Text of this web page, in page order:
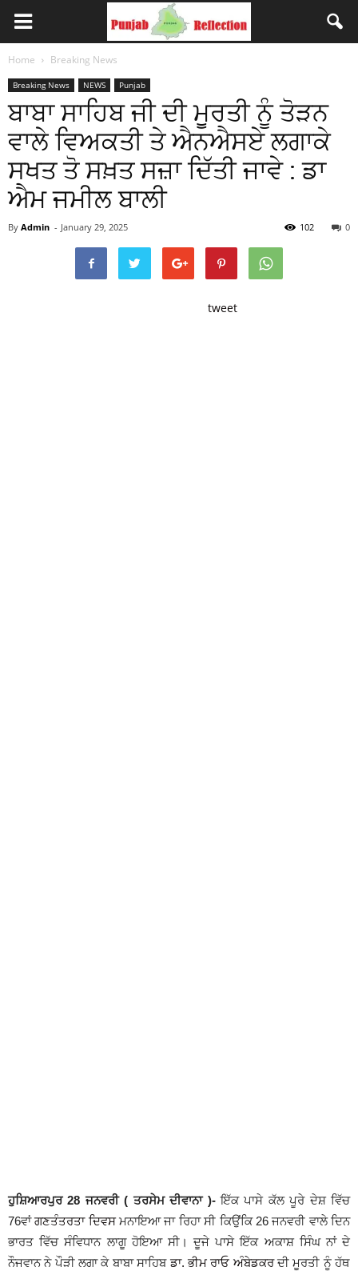
Home Breaking News
Breaking News NEWS Punjab
ਬਾਬਾ ਸਾਹਿਬ ਜੀ ਦੀ ਮੂਰਤੀ ਨੂੰ ਤੋੜਨ
ਵਾਲੇ ਵਿਅਕਤੀ ਤੇ ਐਨਐਸਏ ਲਗਾਕੇ
ਸਖਤ ਤੋ ਸਖ਼ਤ ਸਜ਼ਾ ਦਿੱਤੀ ਜਾਵੇ : ਡਾ
ਐਮ ਜਮੀਲ ਬਾਲੀ
By Admin - January 29, 2025 0
102
tweet
ਹੁਸ਼ਿਆਰਪੁਰ 28 ਜਨਵਰੀ ( ਤਰਸੇਮ ਦੀਵਾਨਾ )-ਇੱਕ ਪਾਸੇ ਕੱਲ ਪੂਰੇ ਦੇਸ਼ ਵਿੱਚ
76ਵਾਂਗਣਤੰਤਰਤਾ ਦਿਵਸਮਨਾਇਆ ਜਾ ਰਿਹਾ ਸੀ ਕਿਉਂਕਿ 26 ਜਨਵਰੀ ਵਾਲੇ ਦਿਨ
ਭਾਰਤ ਵਿੱਚ ਸੰਵਿਧਾਨ ਲਾਗੂ ਹੋਇਆ ਸੀ। ਦੂਜੇ ਪਾਸੇ ਇੱਕ ਅਕਾਸ਼ ਸਿੰਘ ਨਾਂ ਦੇ
ਨੌਜਵਾਨ ਨੇ ਪੌੜੀ ਲਗਾ ਕੇ ਬਾਬਾ ਸਾਹਿਬ ਡਾ. ਭੀਮ ਰਾਓ ਅੰਬੇਡਕਰਦੀ ਮੂਰਤੀ ਨੂੰ ਹੱਥ